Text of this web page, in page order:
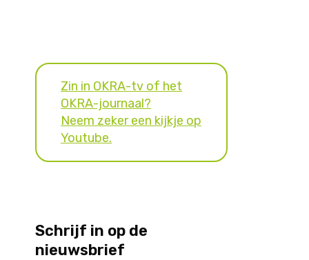
Zin in OKRA-tv of het
OKRA-journaal?
Neem zeker een kijkje op
Youtube.
Schrijf in op de
nieuwsbrief